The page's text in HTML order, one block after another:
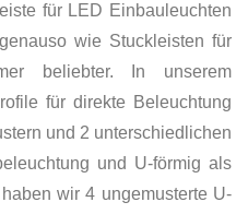
für LED Einbauleuchten
wie Stuckleisten für
beliebter. In unserem
für direkte Beleuchtung
und 2 unterschiedlichen
und U-förmig als
wir 4 ungemusterte U-